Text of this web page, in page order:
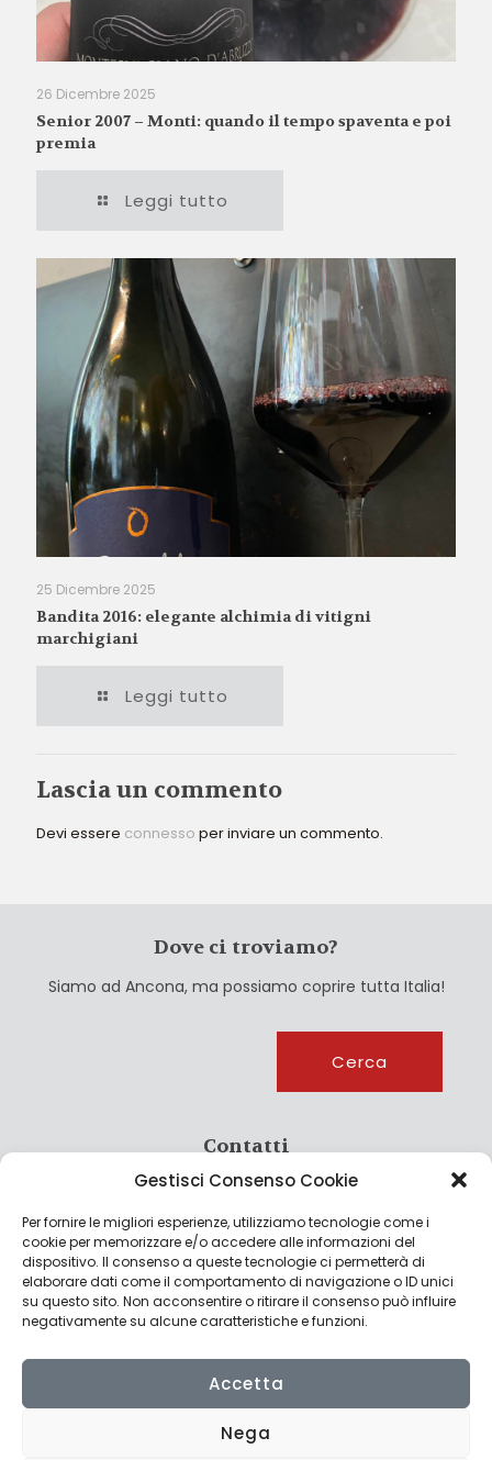
Gestisci Consenso Cookie
Per fornire le migliori esperienze, utilizziamo tecnologie come i
cookie per memorizzare e/o accedere alle informazioni del
dispositivo. Il consenso a queste tecnologie ci permetterà di
elaborare dati come il comportamento di navigazione o ID unici
su questo sito. Non acconsentire o ritirare il consenso può influire
negativamente su alcune caratteristiche e funzioni.
Accetta
Nega
26 Dicembre 2025
Senior 2007 – Monti: quando il tempo spaventa e poi
premia
Leggi tutto
25 Dicembre 2025
Bandita 2016: elegante alchimia di vitigni
marchigiani
Leggi tutto
Lascia un commento
Devi essere connesso per inviare un commento.
Dove ci troviamo?
Siamo ad Ancona, ma possiamo coprire tutta Italia!
Cerca
Contatti
info@culturagroalimentare.com
Note legali
Privacy Policy